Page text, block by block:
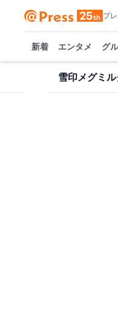
プ
新着 エンタメ グ
雪印メグミ